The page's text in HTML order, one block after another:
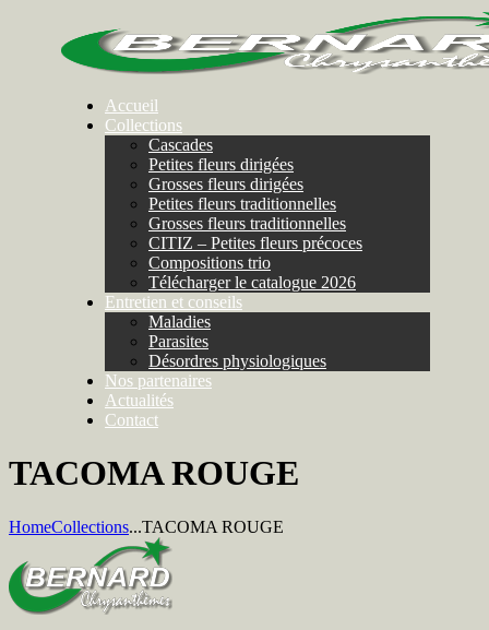
Accueil
Collections
Cascades
Petites fleurs dirigées
Grosses fleurs dirigées
Petites fleurs traditionnelles
Grosses fleurs traditionnelles
CITIZ – Petites fleurs précoces
Compositions trio
Télécharger le catalogue 2026
Entretien et conseils
Maladies
Parasites
Désordres physiologiques
Nos partenaires
Actualités
Contact
TACOMA ROUGE
HomeCollections...TACOMA ROUGE